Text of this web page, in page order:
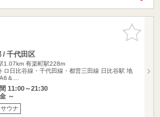
お気に入
りに追加
/ 千代田区
1.07km 有楽町駅228m
ロ日比谷線・千代田線・都営三田線 日比谷駅 地
＆…
11:00～21:30
～
サウナ